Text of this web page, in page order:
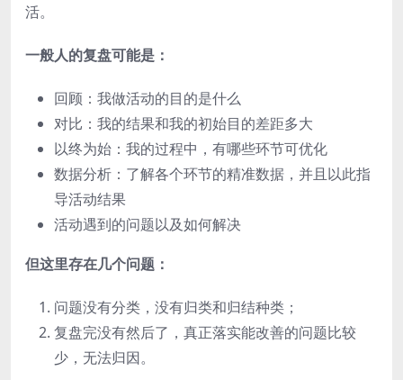
活。
一般人的复盘可能是：
回顾：我做活动的目的是什么
对比：我的结果和我的初始目的差距多大
以终为始：我的过程中，有哪些环节可优化
数据分析：了解各个环节的精准数据，并且以此指
导活动结果
活动遇到的问题以及如何解决
但这里存在几个问题：
问题没有分类，没有归类和归结种类；
复盘完没有然后了，真正落实能改善的问题比较
少，无法归因。